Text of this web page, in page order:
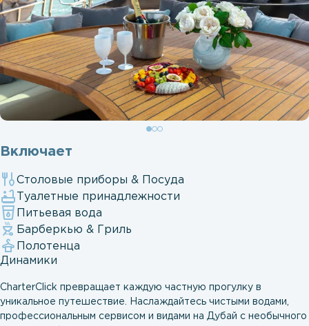
Включает
Столовые приборы & Посуда
Туалетные принадлежности
Питьевая вода
Барберкью & Гриль
Полотенца
Динамики
CharterClick превращает каждую частную прогулку в
уникальное путешествие. Наслаждайтесь чистыми водами,
профессиональным сервисом и видами на Дубай с необычного